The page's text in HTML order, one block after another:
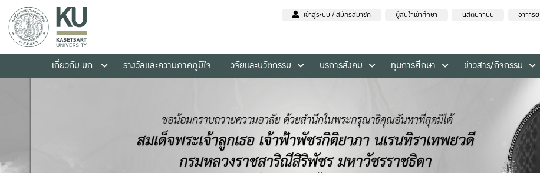
เข้าสู่ระบบ / สมัครสมาชิก ผู้สนใจเข้าศึกษา นิสิตปัจจุบัน อาจารย์
เกี่ยวกับ มก.
รางวัลและความภาคภูมิใจ วิจัยและนวัตกรรม บริการสังคม ทุนการศึกษา ข่าวสาร/กิจกรรม